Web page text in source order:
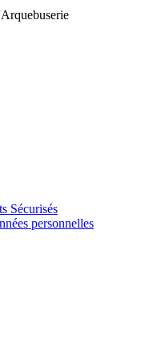
Sécurisés
personnelles